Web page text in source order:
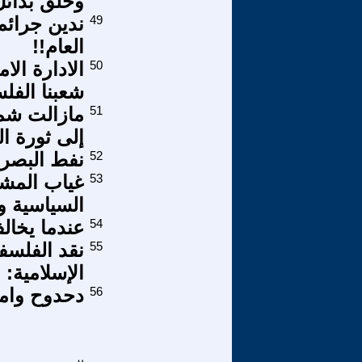
ندين
العام!!
49
الادارة
شعبنا
50
مازالت
إلى ثورة
51
نفط 52
غياب
السياسية و
53
عندما 54
نقد
الإسلامية:
55
دحدوح 56